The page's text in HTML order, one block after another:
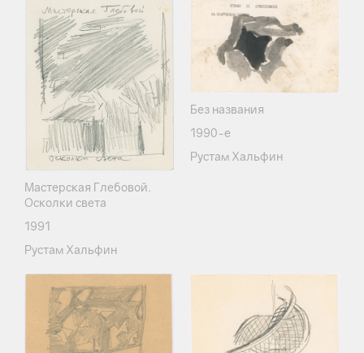
Мастерская Глебовой.
Осколки света
1991
Рустам Хальфин
Без названия
1990-е
Рустам Хальфин